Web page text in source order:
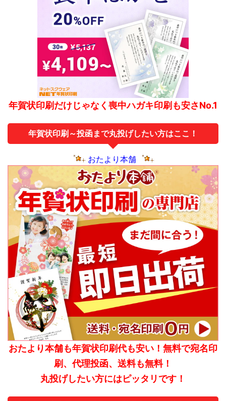
年賀状印刷だけじゃなく喪中ハガキ印刷も安さNo.1
年賀状印刷～投函まで丸投げしたい方はここ！
おたより本舗
おたより本舗も年賀状印刷代も安い！無料で宛名印
刷、代理投函、送料も無料！
丸投げしたい方にはピッタリです！